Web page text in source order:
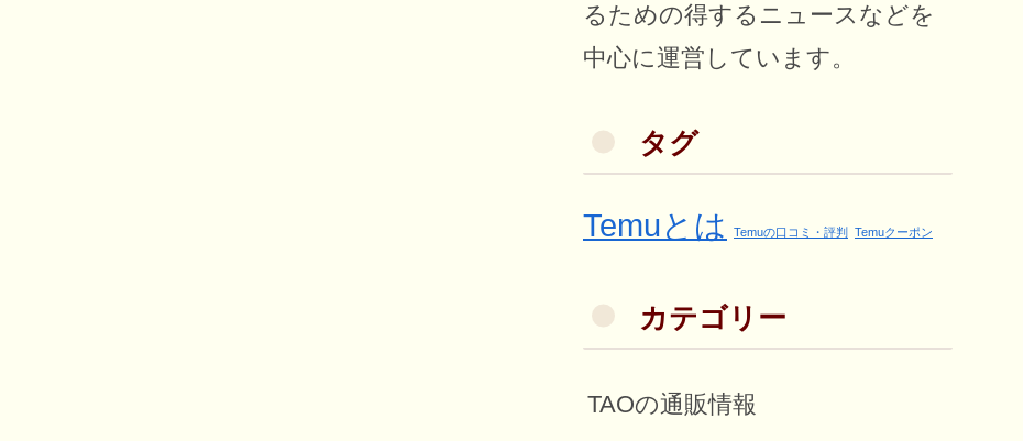
るための得するニュースなどを
中心に運営しています。
タグ
Temuとは Temuの口コミ・評判 Temuクーポン
カテゴリー
TAOの通販情報